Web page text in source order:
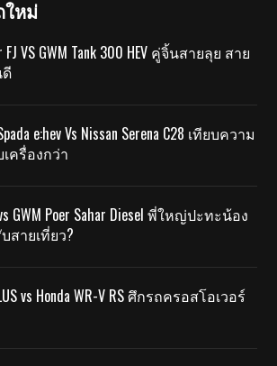
ใหม่
FJ VS GWM Tank 300 HEV คู่จิ้นสายลุย สาย
e:hev Vs Nissan Serena C28 เทียบความ
ครื่องกว่า
vs GWM Poer Sahar Diesel พี่ใหญ่ปะทะน้อง
สายเที่ยว?
vs Honda WR-V RS ศึกรถครอสโอเวอร์